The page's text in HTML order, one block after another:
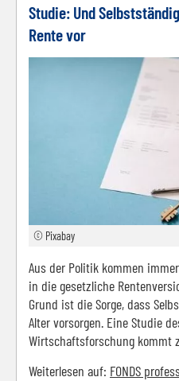
Studie: Und
Rente vor
© Pixabay
Aus der Politik kommen
in die gesetzliche
Grund ist die Sorge, dass
Alter vorsorgen. Eine Studie
Wirtschaftsforschung kommt
Weiterlesen auf: FONDS